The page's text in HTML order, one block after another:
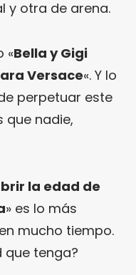
y otra de arena.
«Bella y Gigi
Versace«. Y lo
perpetuar este
que nadie,
la edad de
» es lo más
mucho tiempo.
que tenga?